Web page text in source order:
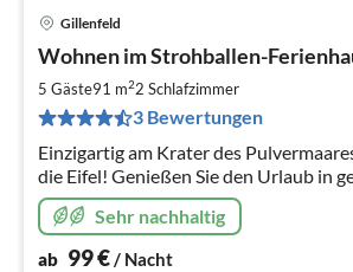
Gillenfeld
Wohnen im Strohballen-
5 Gäste91 m22 Schlafzimmer
3 Bewertungen
Einzigartig am Krater des
die Eifel! Genießen Sie den Urlaub in
erlebter Wohnatmosphäre! Jetzt mit Außen-Fass-
Sauna! Sehr nachhaltig
ab 99€/ Nacht